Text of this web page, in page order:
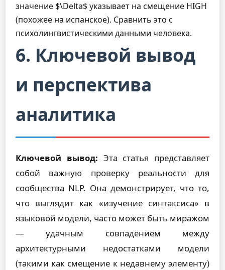
значение $\Delta$ указывает на смещение HIGH
(похожее на испанское). Сравнить это с
психолингвистическими данными человека.
6. Ключевой вывод
и перспектива
аналитика
Ключевой вывод: Эта статья представляет
собой важную проверку реальности для
сообщества NLP. Она демонстрирует, что то,
что выглядит как «изучение синтаксиса» в
языковой модели, часто может быть миражом
— удачным совпадением между
архитектурными недостатками модели
(такими как смещение к недавнему элементу)